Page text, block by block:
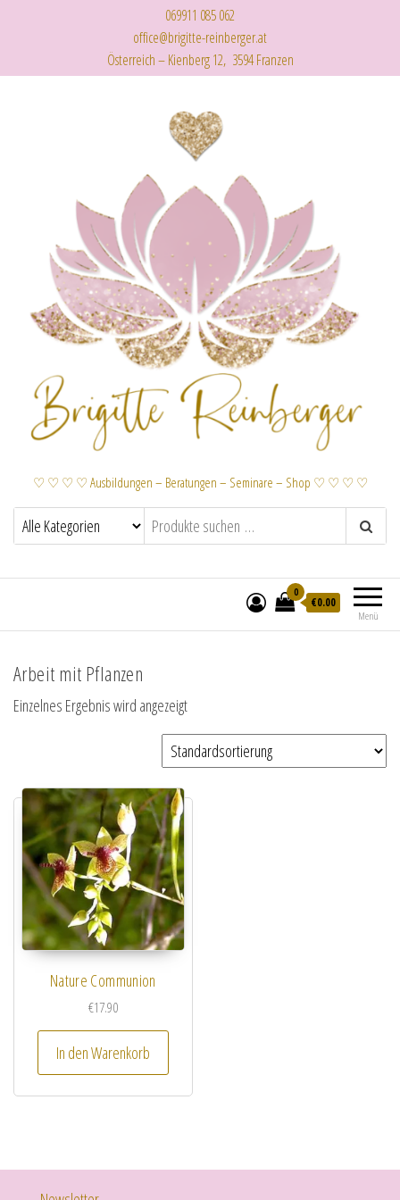
069911 085 062
office@brigitte-reinberger.at
Österreich – Kienberg 12, 3594 Franzen
♡ ♡ ♡ ♡ Ausbildungen – Beratungen – Seminare – Shop ♡ ♡ ♡ ♡
Menü
0
€0.00
Arbeit mit Pflanzen
Einzelnes Ergebnis wird angezeigt
Nature Communion
€17.90
In den Warenkorb